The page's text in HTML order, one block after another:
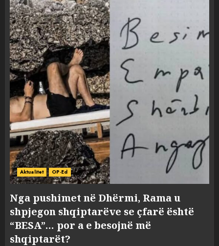
Aktualitet OP-Ed
Nga pushimet në Dhërmi, Rama u
shpjegon shqiptarëve se çfarë është
“BESA”… por a e besojnë më
shqiptarët?